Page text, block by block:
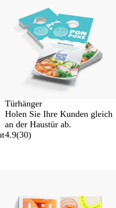
Türhänger
Holen Sie Ihre Kunden gleich
an der Haustür ab.
4.9(30)